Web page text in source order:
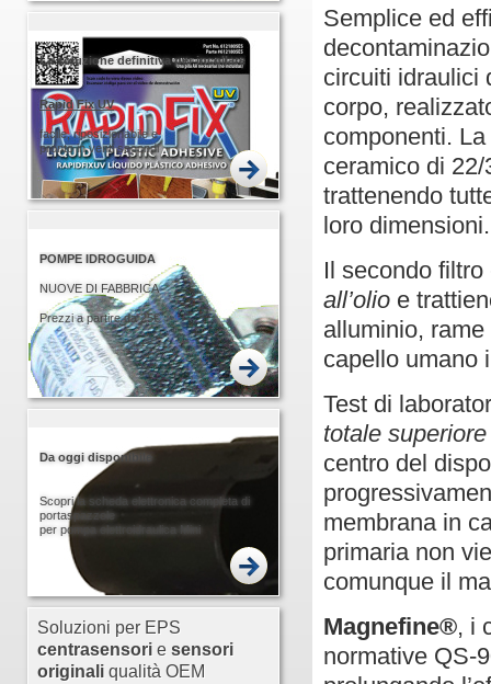
La soluzione definitiva per incollare
RapidFix UV
facile, riposizionabile e
pronto in venti secondi
POMPE IDROGUIDA
NUOVE DI FABBRICA
Prezzi a partire da 25€
Da oggi disponibile
Scopri la scheda elettronica completa di
portaspazzole
per pompa elettroidraulica Mini
Soluzioni per EPS
centrasensori e sensori
originali qualità OEM
Semplice ed
circuiti idraulici
corpo,
componenti.
ceramico di 22/
trattenendo
loro dimensioni.
Il secondo
all’olio e
alluminio,
capello umano
Test di
totale
centro del
membrana in
primaria non
comunque il
Magnefine®, i
normative QS-